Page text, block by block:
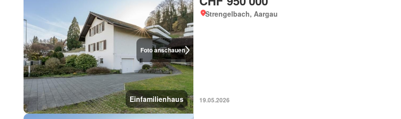
Foto anschauen
Einfamilienhaus
Strengelbach, Aargau
19.05.2026